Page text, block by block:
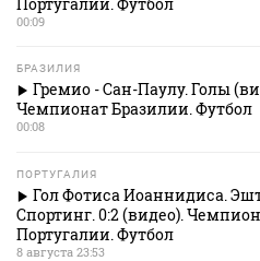
00:09
БРАЗИЛИЯ
Гремио - Сан-Паулу. Голы
Чемпионат Бразилии. Футбол
00:08
ПОРТУГАЛИЯ
Гол Фотиса Иоаннидиса.
Спортинг. 0:2 (видео).
Португалии. Футбол
8 августа 23:53